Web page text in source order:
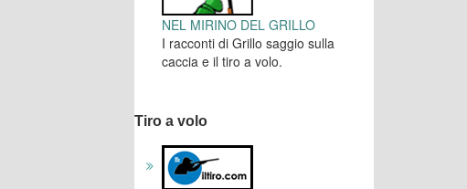
NEL MIRINO DEL GRILLO
I racconti di Grillo saggio sulla
caccia e il tiro a volo.
Tiro a volo